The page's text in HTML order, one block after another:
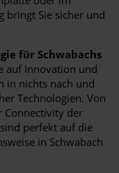
bringt Sie sicher und
für Schwabachs
auf Innovation und
in nichts nach und
Technologien. Von
Connectivity der
perfekt auf die
in Schwabach